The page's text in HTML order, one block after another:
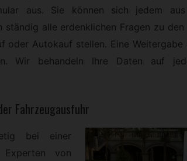
aus. Sie können sich jedem aus
ständig alle erdenklichen Fragen zu den
oder Autokauf stellen. Eine
Wir behandeln Ihre Daten auf
Fahrzeugausfuhr
bei einer
von